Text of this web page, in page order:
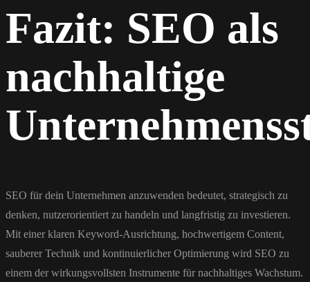
Fazit: SEO als
nachhaltige
SEO für dein Unternehmen anzuwenden bedeutet, strategisch zu
denken, nutzerorientiert zu handeln und langfristig zu investieren.
Mit einer klaren Keyword-Ausrichtung, hochwertigem Content,
sauberer Technik und kontinuierlicher Optimierung wird SEO zu
einem der wirkungsvollsten Instrumente für nachhaltiges Wachstum.